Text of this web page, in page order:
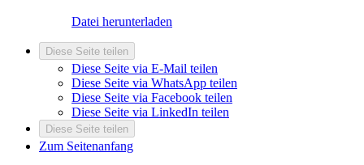
Datei herunterladen
Diese Seite teilen
Diese Seite via E-Mail teilen
Diese Seite via WhatsApp teilen
Diese Seite via Facebook teilen
Diese Seite via LinkedIn teilen
Diese Seite teilen
Zum Seitenanfang